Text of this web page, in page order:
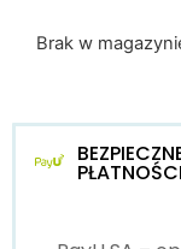
Brak w
PŁATNOŚCI